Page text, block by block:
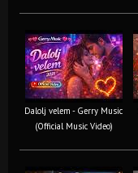
Dalolj velem - Gerry Music
(Official Music Video)